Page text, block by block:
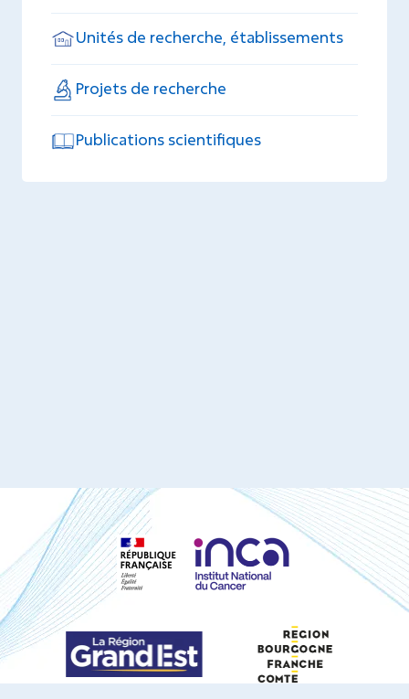
Unités de recherche, établissements
Projets de recherche
Publications scientifiques